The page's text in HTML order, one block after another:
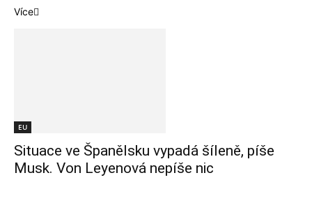
Více
EU
Situace ve Španělsku vypadá šíleně, píše
Musk. Von Leyenová nepíše nic